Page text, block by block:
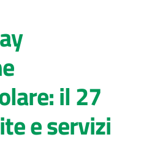
il 27
e servizi